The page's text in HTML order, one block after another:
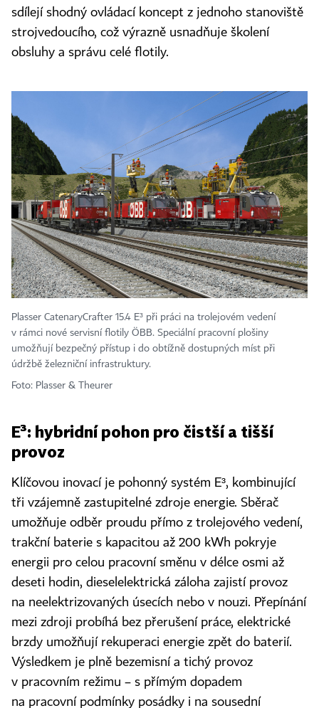
sdílejí shodný ovládací koncept z jednoho stanoviště
strojvedoucího, což výrazně usnadňuje školení
obsluhy a správu celé flotily.
Plasser CatenaryCrafter 15.4 E³ při práci na trolejovém vedení
v rámci nové servisní flotily ÖBB. Speciální pracovní plošiny
umožňují bezpečný přístup i do obtížně dostupných míst při
údržbě železniční infrastruktury.
Foto: Plasser & Theurer
E³: hybridní pohon pro čistší a tišší
provoz
Klíčovou inovací je pohonný systém E³, kombinující
tři vzájemně zastupitelné zdroje energie. Sběrač
umožňuje odběr proudu přímo z trolejového vedení,
trakční baterie s kapacitou až 200 kWh pokryje
energii pro celou pracovní směnu v délce osmi až
deseti hodin, dieselelektrická záloha zajistí provoz
na neelektrizovaných úsecích nebo v nouzi. Přepínání
mezi zdroji probíhá bez přerušení práce, elektrické
brzdy umožňují rekuperaci energie zpět do baterií.
Výsledkem je plně bezemisní a tichý provoz
v pracovním režimu – s přímým dopadem
na pracovní podmínky posádky i na sousední